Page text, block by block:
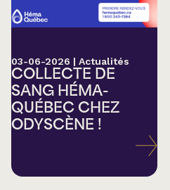
03-06-2026 | Actualités
COLLECTE DE
SANG HÉMA-
QUÉBEC CHEZ
ODYSCÈNE !